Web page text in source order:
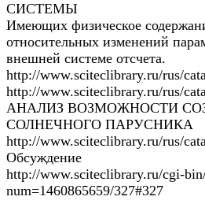
СИСТЕМЫ
Имеющих физическое
относительных изменений
внешней системе отсчета.
http://www.sciteclibrary.ru/rus/
http://www.sciteclibrary.ru/rus/
АНАЛИЗ ВОЗМОЖНОСТИ
СОЛНЕЧНОГО ПАРУСНИКА
http://www.sciteclibrary.ru/rus/
Обсуждение
http://www.sciteclibrary.ru/cgi-
num=1460865659/327#327